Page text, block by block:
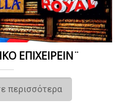
ΕΠΙΧΕΙΡΕΙΝ¨
περισσότερα